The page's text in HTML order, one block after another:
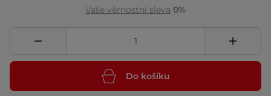
Vaše věrnostní sleva 0%
Do košíku